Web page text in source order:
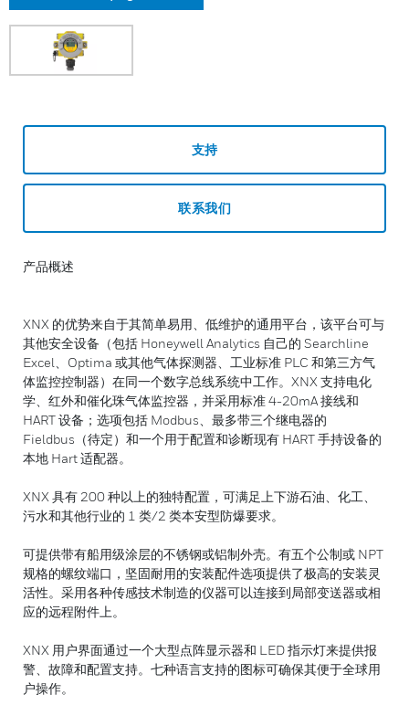
支持
联系我们
产品概述
XNX 的优势来自于其简单易用、低维护的通用平台，该平台可与
其他安全设备（包括 Honeywell Analytics 自己的 Searchline
Excel、Optima 或其他气体探测器、工业标准 PLC 和第三方气
体监控控制器）在同一个数字总线系统中工作。XNX 支持电化
学、红外和催化珠气体监控器，并采用标准 4-20mA 接线和
HART 设备；选项包括 Modbus、最多带三个继电器的
Fieldbus（待定）和一个用于配置和诊断现有 HART 手持设备的
本地 Hart 适配器。
XNX 具有 200 种以上的独特配置，可满足上下游石油、化工、
污水和其他行业的 1 类/2 类本安型防爆要求。
可提供带有船用级涂层的不锈钢或铝制外壳。有五个公制或 NPT
规格的螺纹端口，坚固耐用的安装配件选项提供了极高的安装灵
活性。采用各种传感技术制造的仪器可以连接到局部变送器或相
应的远程附件上。
XNX 用户界面通过一个大型点阵显示器和 LED 指示灯来提供报
警、故障和配置支持。七种语言支持的图标可确保其便于全球用
户操作。